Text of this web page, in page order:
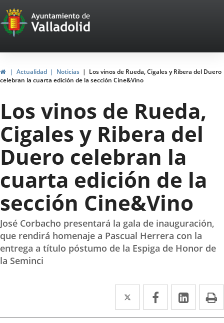
Portal
Web
del
Ayuntamiento
de
Valladolid
HomeActualidad Noticias
Los vinos de Rueda, Cigales y Ribera del Duero
celebran la cuarta edición de la sección Cine&Vino
Los vinos de Rueda,
Cigales y Ribera del
Duero celebran la
cuarta edición de la
sección Cine&Vino
José Corbacho presentará la gala de inauguración,
que rendirá homenaje a Pascual Herrera con la
entrega a título póstumo de la Espiga de Honor de
la Seminci
Twitter
Enlace
a
Facebook
Enlace
a
Enlace
a